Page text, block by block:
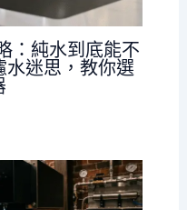
：純水到底能不
水迷思，教你選